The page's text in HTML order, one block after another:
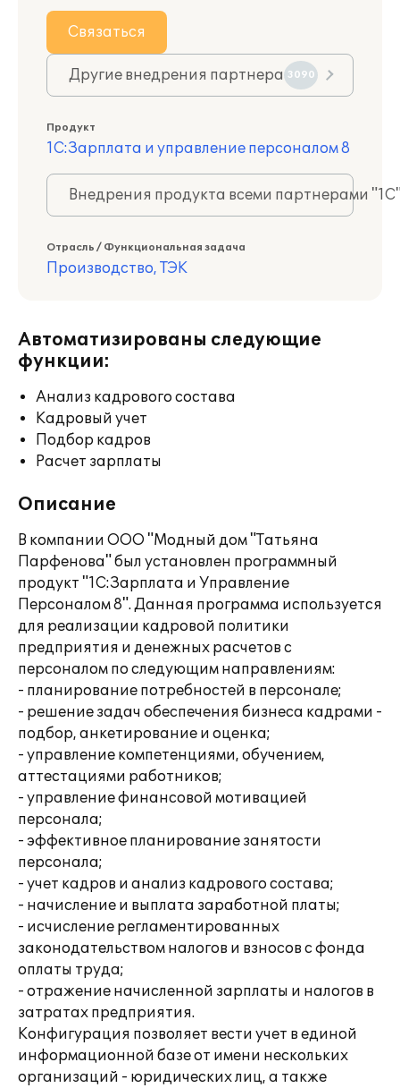
Связаться
Другие внедрения партнера 3090
Продукт
1С:Зарплата и управление персоналом 8
Внедрения продукта всеми партнерами
Отрасль / Функциональная задача
Производство, ТЭК
Автоматизированы следующие
функции:
Анализ кадрового состава
Кадровый учет
Подбор кадров
Расчет зарплаты
Описание
В компании ООО "Модный дом "Татьяна
Парфенова" был установлен программный
продукт "1С:Зарплата и Управление
Персоналом 8". Данная программа используется
для реализации кадровой политики
предприятия и денежных расчетов с
персоналом по следующим направлениям:
- планирование потребностей в персонале;
- решение задач обеспечения бизнеса кадрами -
подбор, анкетирование и оценка;
- управление компетенциями, обучением,
аттестациями работников;
- управление финансовой мотивацией
персонала;
- эффективное планирование занятости
персонала;
- учет кадров и анализ кадрового состава;
- начисление и выплата заработной платы;
- исчисление регламентированных
законодательством налогов и взносов с фонда
оплаты труда;
- отражение начисленной зарплаты и налогов в
затратах предприятия.
Конфигурация позволяет вести учет в единой
информационной базе от имени нескольких
организаций - юридических лиц, а также